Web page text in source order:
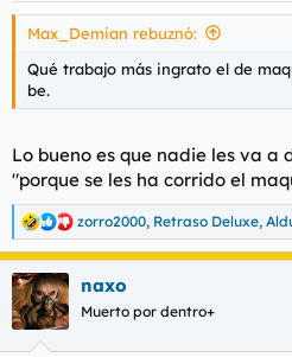
s
Max_Demian rebuznó:
Qué trabajo más ingrato el de
be.
Lo bueno es que nadie les va
"porque se les ha corrido el
R
e
a
c
c
i
zorro2000, Retraso Deluxe,
naxo
Muerto por dentro+